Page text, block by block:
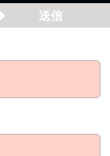
送信